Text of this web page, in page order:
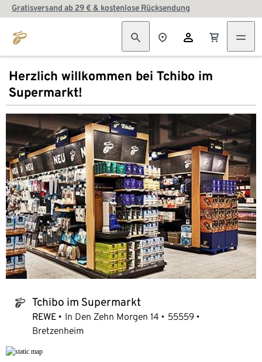
Gratisversand ab 29 € & kostenlose Rücksendung
Herzlich willkommen bei Tchibo im
Supermarkt!
tchibo_logo Tchibo im Supermarkt
REWE In Den Zehn Morgen 14
55559
Bretzenheim